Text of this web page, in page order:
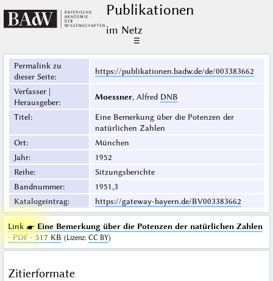
Publikationen
im Netz
☰
Permalink zu
dieser Seite:
https://publikationen.badw.de/de/003383662
Verfasser |
Herausgeber:
Moessner, Alfred DNB
Titel:
Eine Bemerkung über die Potenzen der
natürlichen Zahlen
Ort:
München
Jahr:
1952
Reihe:
Sitzungsberichte
Bandnummer:
1951,3
Katalogeintrag: https://gateway-bayern.de/BV003383662
Link ☛ Eine Bemerkung über die Potenzen der natürlichen Zahlen
· PDF · 517 KB (Lizenz: CC BY)
Zitierformate